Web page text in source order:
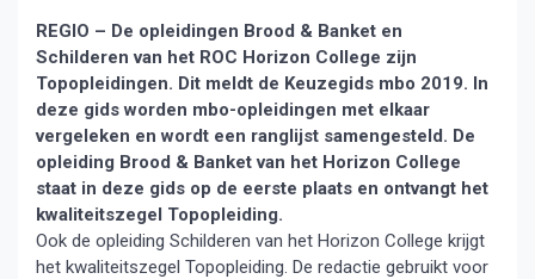
REGIO – De opleidingen Brood & Banket en
Schilderen van het ROC Horizon College zijn
Topopleidingen. Dit meldt de Keuzegids mbo 2019. In
deze gids worden mbo-opleidingen met elkaar
vergeleken en wordt een ranglijst samengesteld. De
opleiding Brood & Banket van het Horizon College
staat in deze gids op de eerste plaats en ontvangt het
kwaliteitszegel Topopleiding.
Ook de opleiding Schilderen van het Horizon College krijgt
het kwaliteitszegel Topopleiding. De redactie gebruikt voor